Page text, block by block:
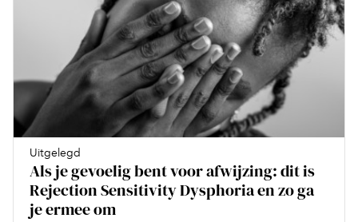
Uitgelegd
Als je gevoelig bent voor afwijzing: dit is
Rejection Sensitivity Dysphoria en zo ga
je ermee om